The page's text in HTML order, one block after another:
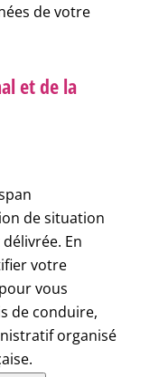
de votre
et de la
de situation
En
votre
vous
de conduire,
organisé